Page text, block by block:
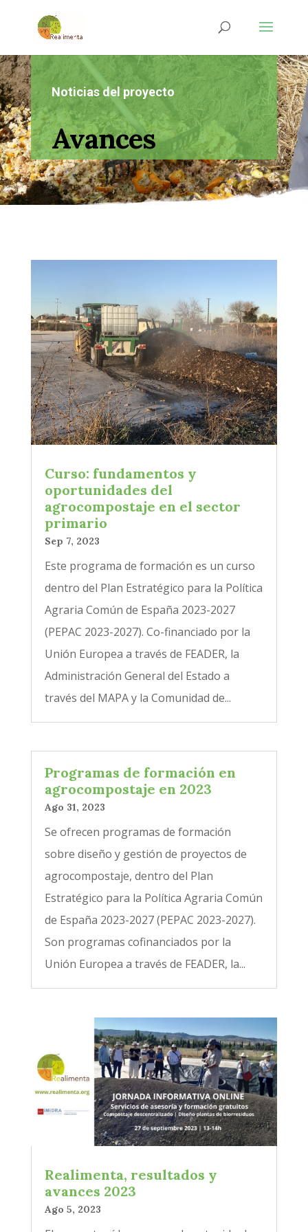
Noticias del proyecto
Avances
Curso: fundamentos y
oportunidades del
agrocompostaje en el sector
primario
Sep 7, 2023
Este programa de formación es un curso
dentro del Plan Estratégico para la Política
Agraria Común de España 2023-2027
(PEPAC 2023-2027). Co-financiado por la
Unión Europea a través de FEADER, la
Administración General del Estado a
través del MAPA y la Comunidad de...
Programas de formación en
agrocompostaje en 2023
Ago 31, 2023
Se ofrecen programas de formación
sobre diseño y gestión de proyectos de
agrocompostaje, dentro del Plan
Estratégico para la Política Agraria Común
de España 2023-2027 (PEPAC 2023-2027).
Son programas cofinanciados por la
Unión Europea a través de FEADER, la...
Realimenta, resultados y
avances 2023
Ago 5, 2023